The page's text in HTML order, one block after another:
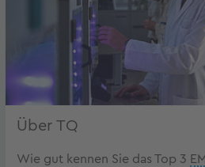
Über TQ
Wie gut kennen Sie das Top 3